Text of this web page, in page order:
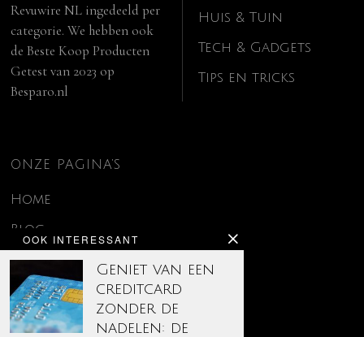
OOK INTERESSANT
Geniet van een
creditcard
zonder de
nadelen: de
Revuwire NL ingedeeld per
categorie. We hebben ook
deBeste Koop Producten
Getest van 2023 op
Besparo.nl
Huis & Tuin
Tech & Gadgets
Tips en tricks
ONZE PAGINA’S
Home
Blog
Contact
Disclaimer
Over ons